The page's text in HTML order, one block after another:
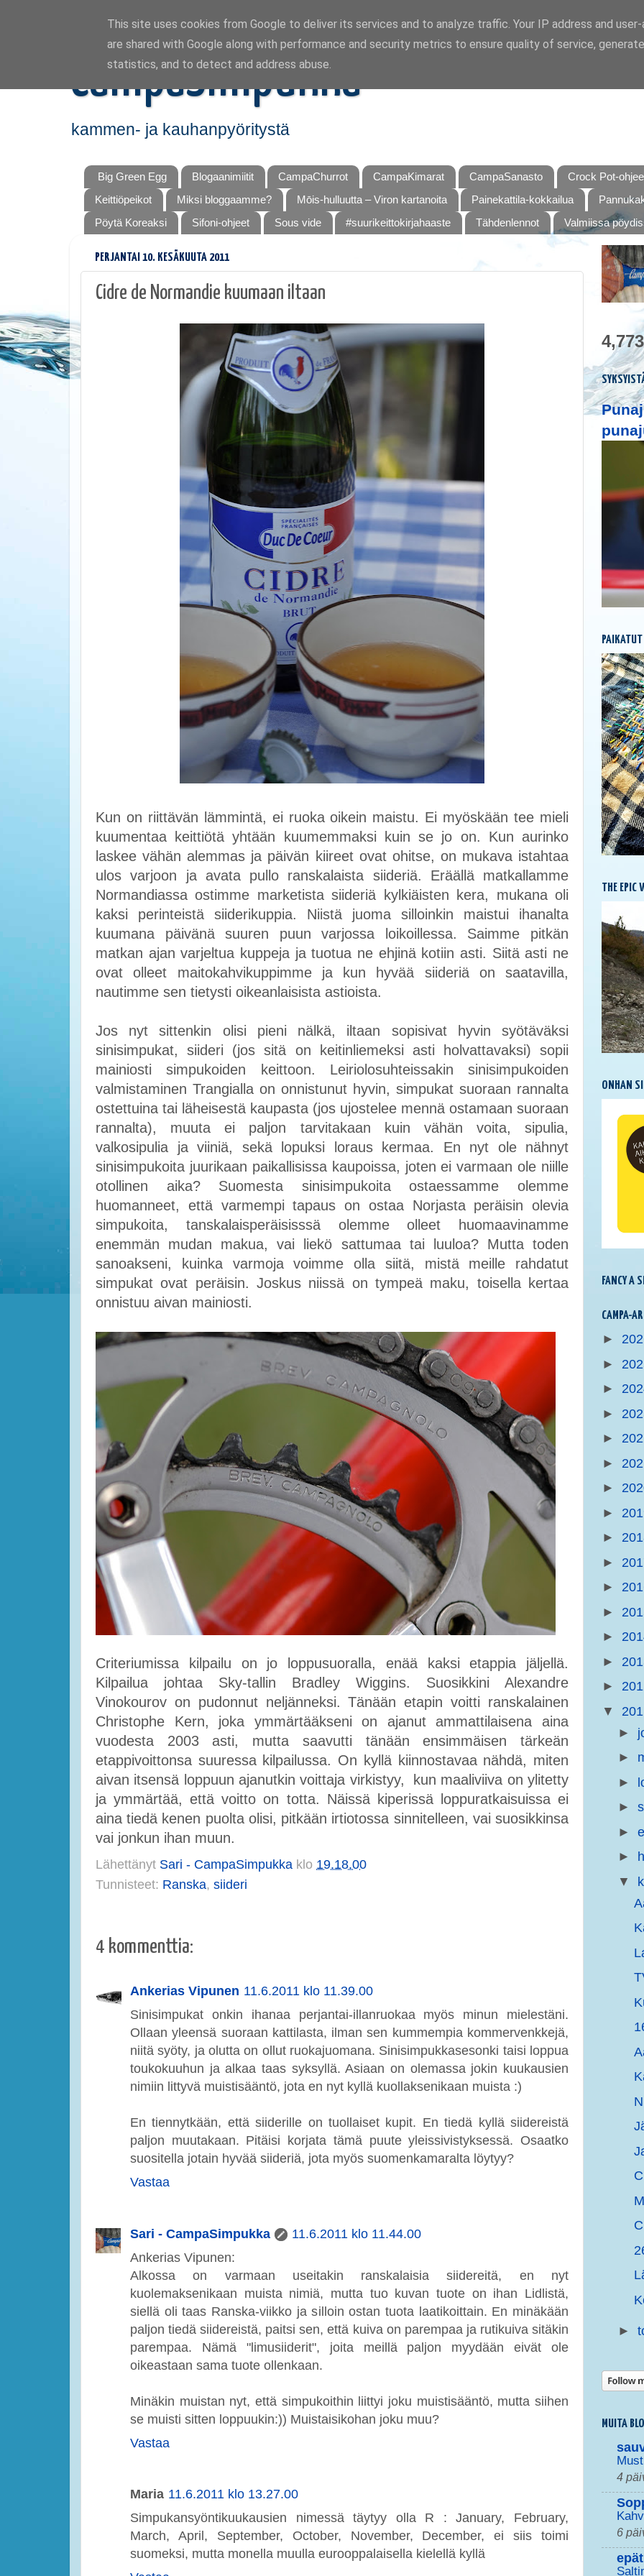
CampaSimpukka
kammen- ja kauhanpyöritystä
Big Green Egg Blogaanimiitit CampaChurrot CampaKimarat CampaSanasto
Crock Pot-
Keittiöpeikot
Miksi bloggaamme? Mōis-hulluutta – Viron kartanoita Painekattila-kokkailua
Pöytä Koreaksi
Sifoni-ohjeet Sous vide #suurikeittokirjahaaste Tähdenlennot Valmiissa
PERJANTAI 10. KESÄKUUTA 2011
Cidre de Normandie kuumaan iltaan
Kun on riittävän lämmintä, ei ruoka oikein maistu. Ei myöskään tee mieli
kuumentaa keittiötä yhtään kuumemmaksi kuin se jo on. Kun aurinko
laskee vähän alemmas ja päivän kiireet ovat ohitse, on mukava istahtaa
ulos varjoon ja avata pullo ranskalaista siideriä. Eräällä matkallamme
Normandiassa ostimme marketista siideriä kylkiäisten kera, mukana oli
kaksi perinteistä siiderikuppia. Niistä juoma silloinkin maistui ihanalta
kuumana päivänä suuren puun varjossa loikoillessa. Saimme pitkän
matkan ajan varjeltua kuppeja ja tuotua ne ehjinä kotiin asti. Siitä asti ne
ovat olleet maitokahvikuppimme ja kun hyvää siideriä on saatavilla,
nautimme sen tietysti oikeanlaisista astioista.
Jos nyt sittenkin olisi pieni nälkä, iltaan sopisivat hyvin syötäväksi
sinisimpukat, siideri (jos sitä on keitinliemeksi asti holvattavaksi) sopii
mainiosti simpukoiden keittoon. Leiriolosuhteissakin sinisimpukoiden
valmistaminen Trangialla on onnistunut hyvin, simpukat suoraan rannalta
ostettuina tai läheisestä kaupasta (jos ujostelee mennä ostamaan suoraan
rannalta), muuta ei paljon tarvitakaan kuin vähän voita, sipulia,
valkosipulia ja viiniä, sekä lopuksi loraus kermaa. En nyt ole nähnyt
sinisimpukoita juurikaan paikallisissa kaupoissa, joten ei varmaan ole niille
otollinen aika? Suomesta sinisimpukoita ostaessamme olemme
huomanneet, että varmempi tapaus on ostaa Norjasta peräisin olevia
simpukoita, tanskalaisperäisisssä olemme olleet huomaavinamme
enemmän mudan makua, vai liekö sattumaa tai luuloa? Mutta toden
sanoakseni, kuinka varmoja voimme olla siitä, mistä meille rahdatut
simpukat ovat peräisin. Joskus niissä on tympeä maku, toisella kertaa
onnistuu aivan mainiosti.
Criteriumissa kilpailu on jo loppusuoralla, enää kaksi etappia jäljellä.
Kilpailua johtaa Sky-tallin Bradley Wiggins. Suosikkini Alexandre
Vinokourov on pudonnut neljänneksi. Tänään etapin voitti ranskalainen
Christophe Kern, joka ymmärtääkseni on ajanut ammattilaisena aina
vuodesta 2003 asti, mutta saavutti tänään ensimmäisen tärkeän
etappivoittonsa suuressa kilpailussa. On kyllä kiinnostavaa nähdä, miten
aivan itsensä loppuun ajanutkin voittaja virkistyy, kun maaliviiva on ylitetty
ja ymmärtää, että voitto on totta. Näissä kiperissä loppuratkaisuissa ei
aina tiedä kenen puolta olisi, pitkään irtiotossa sinnitelleen, vai suosikkinsa
vai jonkun ihan muun.
Lähettänyt Sari - CampaSimpukka klo 19.18.00
Tunnisteet: Ranska, siideri
4 kommenttia:
Ankerias Vipunen 11.6.2011 klo 11.39.00
Sinisimpukat onkin ihanaa perjantai-illanruokaa myös minun mielestäni.
Ollaan yleensä suoraan kattilasta, ilman sen kummempia kommervenkkejä,
niitä syöty, ja olutta on ollut ruokajuomana. Sinisimpukkasesonki taisi loppua
toukokuuhun ja alkaa taas syksyllä. Asiaan on olemassa jokin kuukausien
nimiin littyvä muistisääntö, jota en nyt kyllä kuollaksenikaan muista :)
En tiennytkään, että siiderille on tuollaiset kupit. En tiedä kyllä siidereistä
paljon muutakaan. Pitäisi korjata tämä puute yleissivistyksessä. Osaatko
suositella jotain hyvää siideriä, jota myös suomenkamaralta löytyy?
Vastaa
Sari - CampaSimpukka
11.6.2011 klo 11.44.00
Ankerias Vipunen:
Alkossa on varmaan useitakin ranskalaisia siidereitä, en nyt
kuolemaksenikaan muista nimiä, mutta tuo kuvan tuote on ihan Lidlistä,
siellä oli taas Ranska-viikko ja silloin ostan tuota laatikoittain. En minäkään
paljon tiedä siidereistä, paitsi sen, että kuiva on parempaa ja rutikuiva sitäkin
parempaa. Nämä "limusiiderit", joita meillä paljon myydään eivät ole
oikeastaan sama tuote ollenkaan.
Minäkin muistan nyt, että simpukoithin liittyi joku muistisääntö, mutta siihen
se muisti sitten loppuukin:)) Muistaisikohan joku muu?
Vastaa
Maria 11.6.2011 klo 13.27.00
Simpukansyöntikuukausien nimessä täytyy olla R : January, February,
March, April, September, October, November, December, ei siis toimi
suomeksi, mutta monella muulla eurooppalaisella kielellä kyllä
THE EPIC
ONHAN
FANCY A
CAMPA-
►
►
►
►
►
►
►
►
►
►
►
►
►
►
►
▼
►
►
►
►
►
►
▼
►
MUITA
4
6
This site uses cookies from Google to deliver its services and to analyze traffic. Your IP address and
are shared with Google along with performance and security metrics to ensure quality of service,
statistics, and to detect and address abuse.